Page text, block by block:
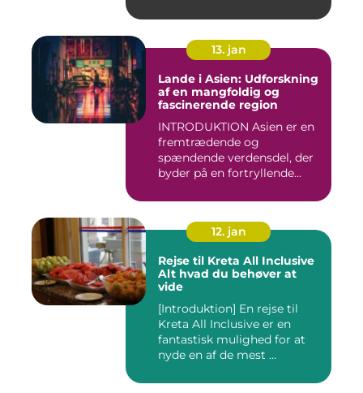
13. jan
Lande i Asien: Udforskning
af en mangfoldig og
fascinerende region
INTRODUKTION Asien er en
fremtrædende og
spændende verdensdel, der
byder på en fortryllende
12. jan
Rejse til Kreta All Inclusive
Alt hvad du behøver at
vide
[Introduktion] En rejse til
Kreta All Inclusive er en
fantastisk mulighed for at
nyde en af de mest ...